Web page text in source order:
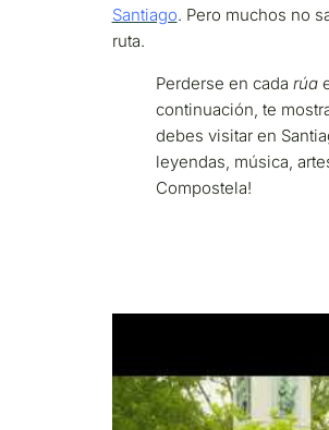
Santiago. Pero muchos no
ruta.
Perderse en cada rúa
continuación, te
debes visitar en
leyendas, música,
Compostela!